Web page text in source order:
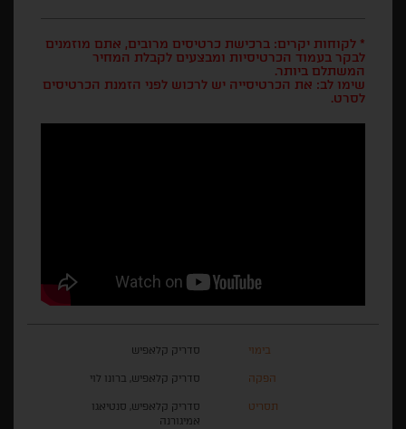
* לקוחות יקרים: ברכישת כרטיסים מרובים, אתם מוזמנים
לבקר בעמוד הכרטיסיות ומבצעים לקבלת המחיר
המשתלם ביותר.
שימו לב: את הכרטיסייה יש לרכוש לפני הזמנת הכרטיסים
לסרט.
בימוי סדריק קלאפיש
הפקה סדריק קלאפיש, ברונו לוי
תסריט
סדריק קלאפיש, סנטיאגו
אמיגורנה